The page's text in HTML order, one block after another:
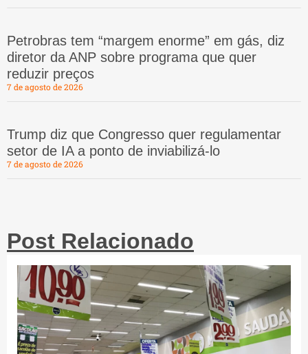
Petrobras tem “margem enorme” em gás, diz
diretor da ANP sobre programa que quer
reduzir preços
7 de agosto de 2026
Trump diz que Congresso quer regulamentar
setor de IA a ponto de inviabilizá-lo
7 de agosto de 2026
Post Relacionado